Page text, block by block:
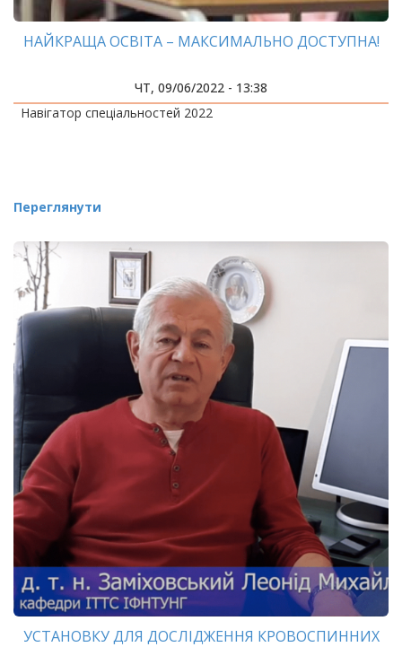
НАЙКРАЩА ОСВІТА – МАКСИМАЛЬНО ДОСТУПНА!
ЧТ, 09/06/2022 - 13:38
Навігатор спеціальностей 2022
Переглянути
УСТАНОВКУ ДЛЯ ДОСЛІДЖЕННЯ КРОВОСПИННИХ